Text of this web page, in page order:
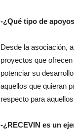
-¿Qué tipo de
Desde la asociación,
proyectos que
potenciar su
aquellos que quieran
respecto para
-¿RECEVIN es un